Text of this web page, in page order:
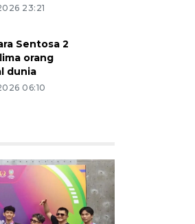
23:21
Sentosa 2
orang
dunia
06:10